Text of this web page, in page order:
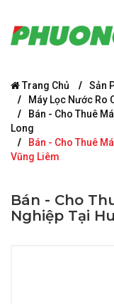
Trang Chủ Sản
Máy Lọc Nước Ro
Bán - Cho Thuê
Long
Bán - Cho Thuê
Vũng Liêm
Bán - Cho
Nghiệp Tại